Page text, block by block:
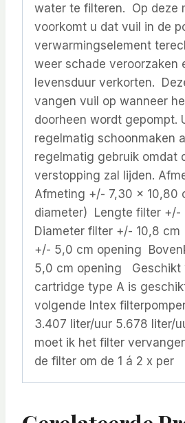
water te filteren. Op deze
voorkomt u dat vuil in de
verwarmingselement
weer schade veroorzaken
levensduur verkorten.
vangen vuil op wanneer
doorheen wordt gepompt.
regelmatig schoonmaken
regelmatig gebruik omdat
verstopping zal lijden.
Afmeting +/- 7,30 x 10,80
diameter) Lengte filter +/-
Diameter filter +/- 10,8
+/- 5,0 cm opening
5,0 cm opening Geschikt
cartridge type A is
volgende Intex
3.407 liter/uur 5.678 liter/
moet ik het filter
de filter om de 1 á 2 x per